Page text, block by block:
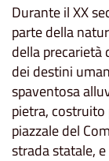
Durante il XX
parte della
della
dei destini
spaventosa
pietra, costruito
piazzale del
strada statale,